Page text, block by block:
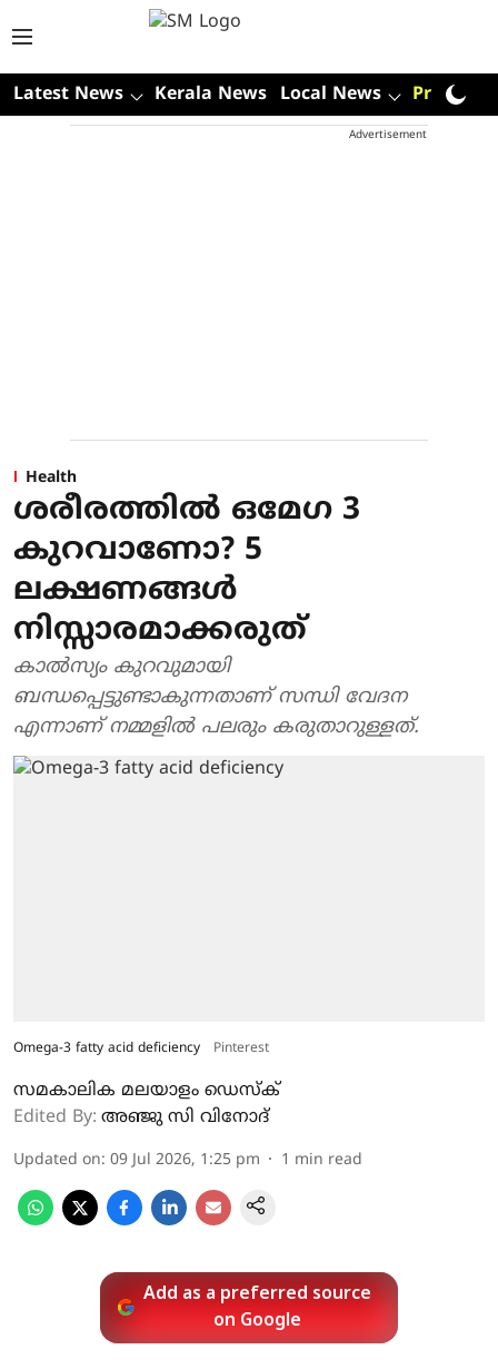
Latest News Kerala News Local News Premium
Advertisement
Health
ശരീരത്തില്‍ ഒമേഗ 3
കുറവാണോ? 5
ലക്ഷണങ്ങൾ
നിസ്സാരമാക്കരുത്
കാല്‍സ്യം കുറവുമായി
ബന്ധപ്പെട്ടുണ്ടാകുന്നതാണ് സന്ധി വേദന
എന്നാണ് നമ്മളില്‍ പലരും കരുതാറുള്ളത്.
Omega-3 fatty acid deficiency Pinterest
സമകാലിക മലയാളം ഡെസ്ക്
Edited By: അഞ്ജു സി വിനോദ്‌
Updated on: 09 Jul 2026, 1:25 pm 1 min read
Add as a preferred source
on Google